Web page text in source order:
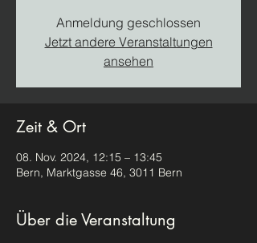
Anmeldung geschlossen
Jetzt andere Veranstaltungen
ansehen
Zeit & Ort
08. Nov. 2024, 12:15 – 13:45
Bern, Marktgasse 46, 3011 Bern
Über die Veranstaltung